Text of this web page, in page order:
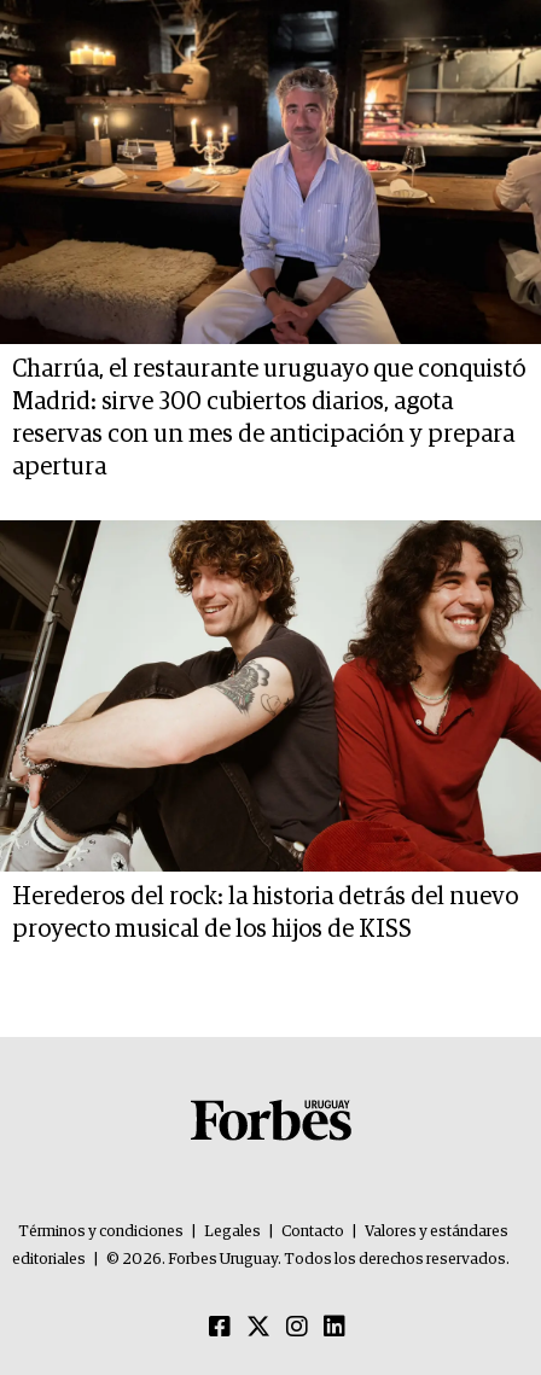
Charrúa, el restaurante uruguayo que conquistó
Madrid: sirve 300 cubiertos diarios, agota
reservas con un mes de anticipación y prepara
apertura
Herederos del rock: la historia detrás del nuevo
proyecto musical de los hijos de KISS
Términos y condiciones Legales Contacto
Valores y estándares
editoriales
© 2026. Forbes Uruguay. Todos los derechos reservados.